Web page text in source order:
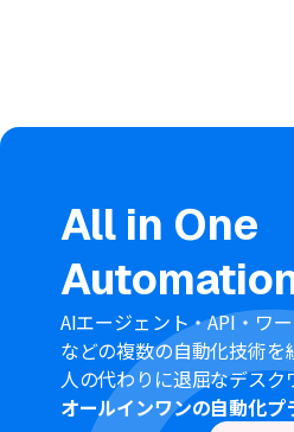
きます。トリガーで取得し
ションでは、記録先のスプレ
列にどの情報を追加するかな
■注意事項
Slack、Google スプレッド
さい。
All in One
AIエージェント・API・ワ
などの複数の自動化技術を
人の代わりに退屈なデスク
オールインワンの自動化プ